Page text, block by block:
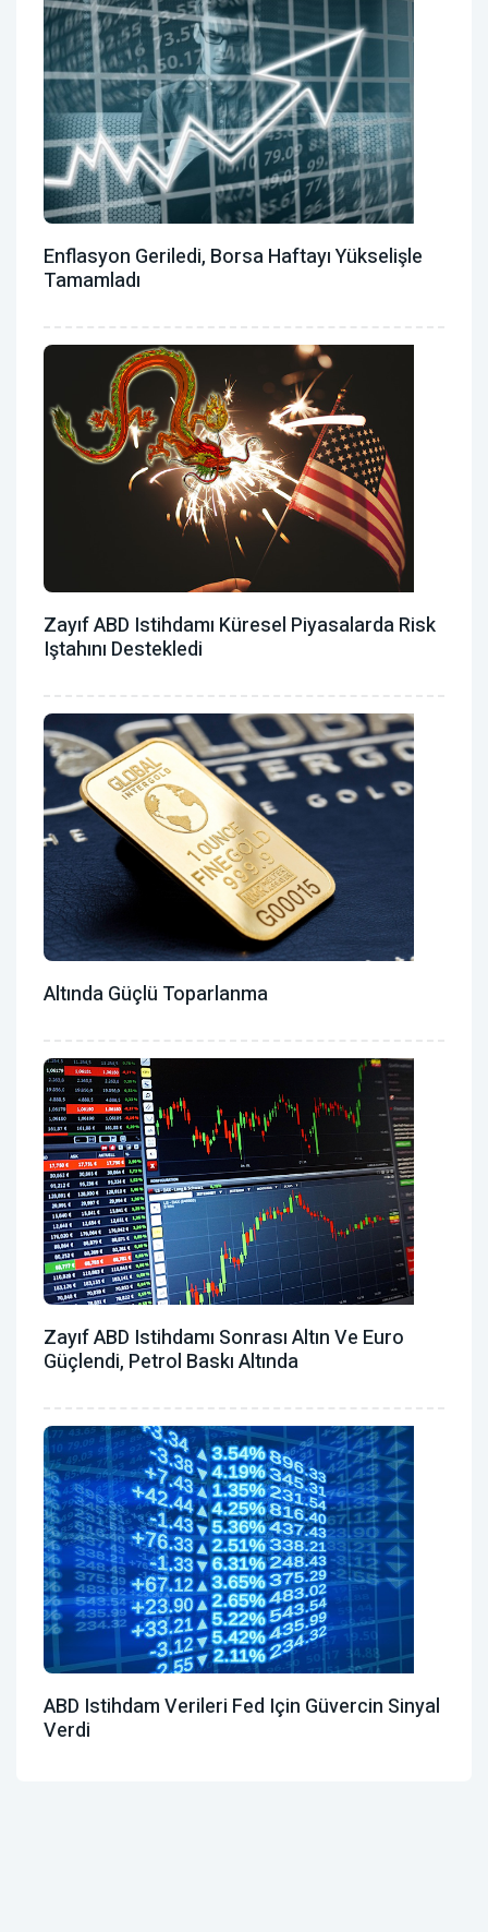
Enflasyon Geriledi, Borsa Haftayı Yükselişle
Tamamladı
Zayıf ABD Istihdamı Küresel Piyasalarda Risk
Iştahını Destekledi
Altında Güçlü Toparlanma
Zayıf ABD Istihdamı Sonrası Altın Ve Euro
Güçlendi, Petrol Baskı Altında
ABD Istihdam Verileri Fed Için Güvercin Sinyal
Verdi